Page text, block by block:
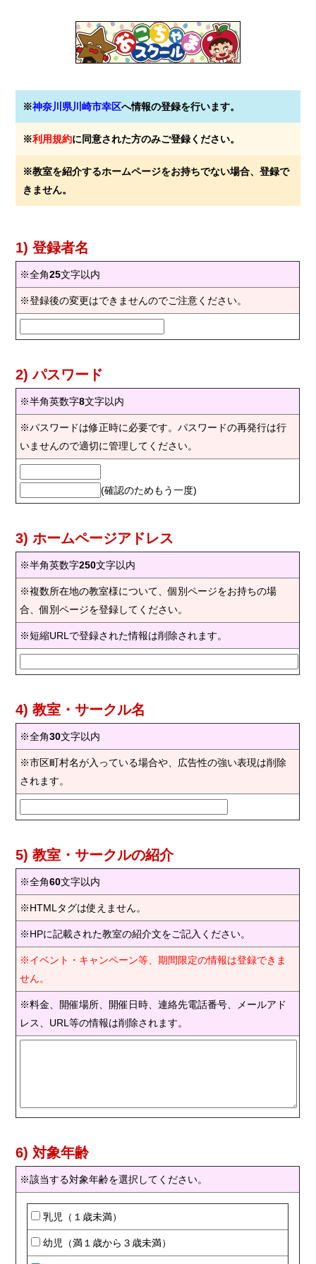
※神奈川県川崎市幸区へ情報の登録を行います。
※利用規約に同意された方のみご登録ください。
※教室を紹介するホームページをお持ちでない場合、登録で
きません。
1) 登録者名
※全角25文字以内
※登録後の変更はできませんのでご注意ください。
2) パスワード
※半角英数字8文字以内
※パスワードは修正時に必要です。パスワードの再発行は行
いませんので適切に管理してください。
(確認のためもう一度)
3) ホームページアドレス
※半角英数字250文字以内
※複数所在地の教室様について、個別ページをお持ちの場
合、個別ページを登録してください。
※短縮URLで登録された情報は削除されます。
4) 教室・サークル名
※全角30文字以内
※市区町村名が入っている場合や、広告性の強い表現は削除
されます。
5) 教室・サークルの紹介
※全角60文字以内
※HTMLタグは使えません。
※HPに記載された教室の紹介文をご記入ください。
※イベント・キャンペーン等、期間限定の情報は登録できま
せん。
※料金、開催場所、開催日時、連絡先電話番号、メールアド
レス、URL等の情報は削除されます。
6) 対象年齢
※該当する対象年齢を選択してください。
乳児（１歳未満）
幼児（満１歳から３歳未満）